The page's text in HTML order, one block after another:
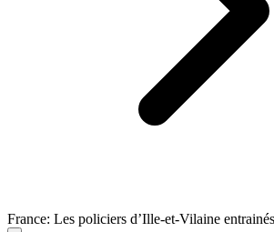
France: Les policiers d’Ille-et-Vilaine